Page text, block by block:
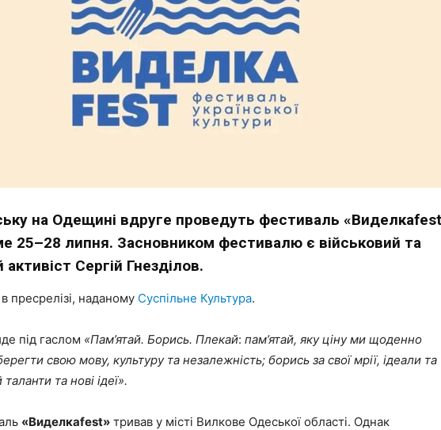
на Одещині вдруге проведуть фестиваль
25–28 липня. Засновником фестивалю є військовий та
Сергій Гнезділов.
пресрелізі, наданому Суспільне Культура.
під гаслом «Пам’ятай. Борись. Плекай: пам’ятай, яку ціну ми щоденно
свою мову, культуру та незалежність; борись за свої мрії, ідеали та
та нові ідеї».
«Виделкаfest» тривав у місті Вилкове Одеської області. Однак